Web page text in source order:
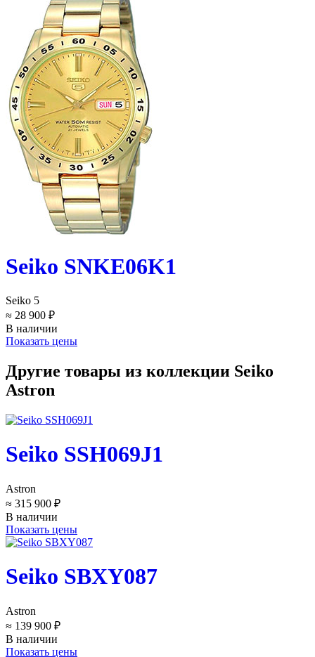
Seiko SNKE06K1
Seiko 5
≈ 28 900 ₽
В наличии
Показать цены
Другие товары из коллекции Seiko
Astron
Seiko SSH069J1
Astron
≈ 315 900 ₽
В наличии
Показать цены
Seiko SBXY087
Astron
≈ 139 900 ₽
В наличии
Показать цены